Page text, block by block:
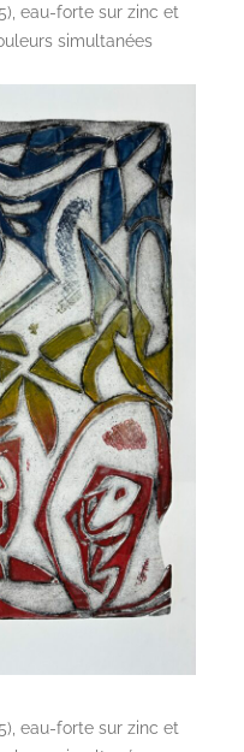
eau-forte sur zinc et
simultanées
eau-forte sur zinc et